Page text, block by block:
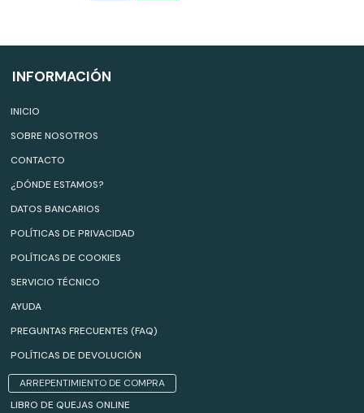
INFORMACIÓN
INICIO
SOBRE NOSOTROS
CONTACTO
¿DÓNDE ESTAMOS?
DATOS BANCARIOS
POLÍTICAS DE PRIVACIDAD
POLÍTICAS DE COOKIES
SERVICIO TÉCNICO
AYUDA
PREGUNTAS FRECUENTES (FAQ)
POLÍTICAS DE DEVOLUCIÓN
ARREPENTIMIENTO DE COMPRA
LIBRO DE QUEJAS ONLINE